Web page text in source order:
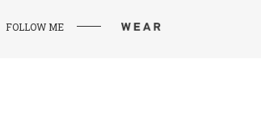
FOLLOW ME